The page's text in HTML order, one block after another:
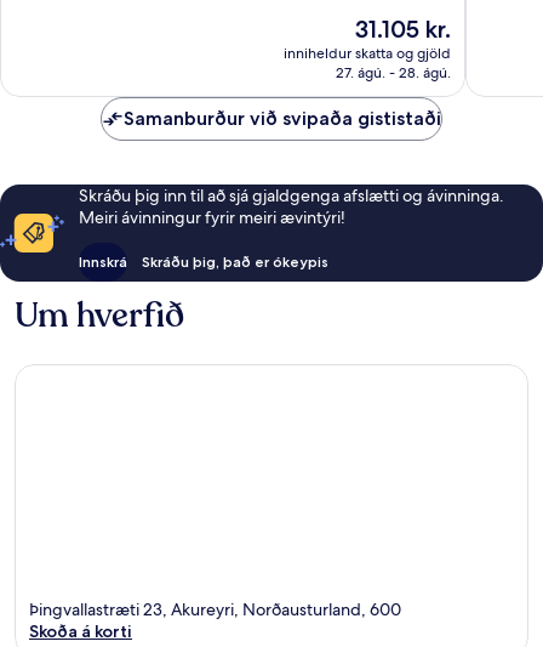
Verðið
er
31.105 kr.
31.105 kr.
inniheldur skatta og gjöld
27. ágú. - 28. ágú.
Samanburður við svipaða gististaði
Skráðu þig inn til að sjá gjaldgenga afslætti og ávinninga.
Meiri ávinningur fyrir meiri ævintýri!
Innskrá Skráðu þig, það er ókeypis
Um hverfið
Þingvallastræti 23, Akureyri, Norðausturland, 600
Skoða á korti